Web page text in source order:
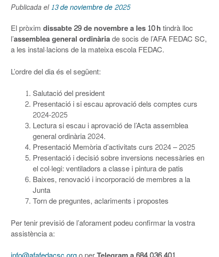
Publicada el13 de noviembre de 2025
El pròximdissabte 29 de novembre a les 10 htindrà lloc
l’assemblea general ordinàriade socis de l’AFA FEDAC SC,
a les instal·lacions de la mateixa escola FEDAC.
L’ordre del dia és el següent:
Salutació del president
Presentació i si escau aprovació dels comptes curs
2024-2025
Lectura si escau i aprovació de l’Acta assemblea
general ordinària 2024.
Presentació Memòria d’activitats curs 2024 – 2025
Presentació i decisió sobre inversions necessàries en
el col·legi: ventiladors a classe i pintura de patis
Baixes, renovació i incorporació de membres a la
Junta
Torn de preguntes, aclariments i propostes
Per tenir previsió de l’aforament podeu confirmar la vostra
assistència a: